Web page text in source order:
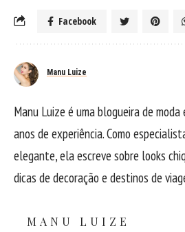
Facebook
Manu Luize
Manu Luize é uma blogueira de
anos de experiência. Como
elegante, ela escreve sobre looks
dicas de decoração e destinos de
MANU LUIZE